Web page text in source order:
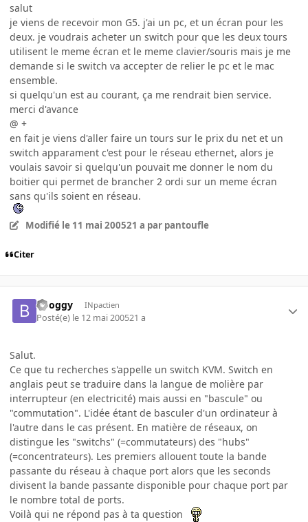
salut
je viens de recevoir mon G5. j'ai un pc, et un écran pour les
deux. je voudrais acheter un switch pour que les deux tours
utilisent le meme écran et le meme clavier/souris mais je me
demande si le switch va accepter de relier le pc et le mac
ensemble.
si quelqu'un est au courant, ça me rendrait bien service.
merci d'avance
@ +
en fait je viens d'aller faire un tours sur le prix du net et un
switch apparament c'est pour le réseau ethernet, alors je
voulais savoir si quelqu'un pouvait me donner le nom du
boitier qui permet de brancher 2 ordi sur un meme écran
sans qu'ils soient en réseau.
Modifié le 11 mai 200521 a par pantoufle
Citer
booggy INpactien
Posté(e) le 12 mai 200521 a
Salut.
Ce que tu recherches s'appelle un switch KVM. Switch en
anglais peut se traduire dans la langue de molière par
interrupteur (en electricité) mais aussi en "bascule" ou
"commutation". L'idée étant de basculer d'un ordinateur à
l'autre dans le cas présent. En matière de réseaux, on
distingue les "switchs" (=commutateurs) des "hubs"
(=concentrateurs). Les premiers allouent toute la bande
passante du réseau à chaque port alors que les seconds
divisent la bande passante disponible pour chaque port par
le nombre total de ports.
Voilà qui ne répond pas à ta question